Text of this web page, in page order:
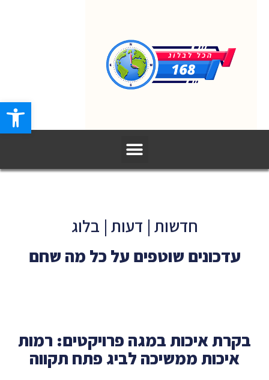
חדשות | דעות | בלוג
עדכונים שוטפים על כל מה שחם
בקרת איכות במגה פרויקטים: רמות
איכות ממשיכה לביג פתח תקווה
פתח